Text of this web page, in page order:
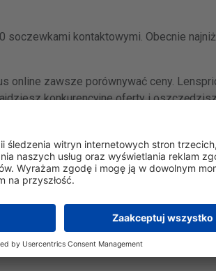
soczewkami kontaktowymi. Obecnie
online zawsze porównywać ceny.
konkurencyjne oferty i
30, 90 lub 180 soczewki
wynosi 65,99 zł.Przejdź do oferty w
wynosi 169,00 zł.
wynosi 329,89 zł.Przejdź do oferty